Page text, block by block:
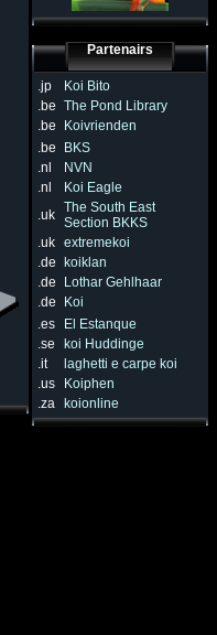
Partenairs
.jp
Koi Bito
.be The Pond Library
.be
Koivrienden
.be
BKS
.nl
NVN
.nl
Koi Eagle
.uk The South East
Section BKKS
.uk extremekoi
.de
koiklan
.de
Lothar Gehlhaar
.de
Koi
.es
El Estanque
.se
koi Huddinge
.it
laghetti e carpe koi
.us
Koiphen
.za
koionline